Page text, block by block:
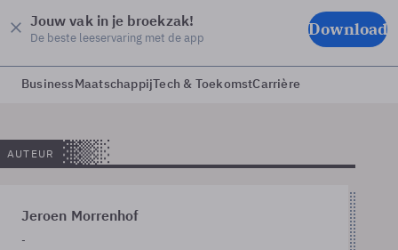
Jouw vak in je broekzak!
De beste leeservaring met de app Download
BusinessMaatschappijTech & ToekomstCarrière
AUTEUR
Jeroen Morrenhof
-